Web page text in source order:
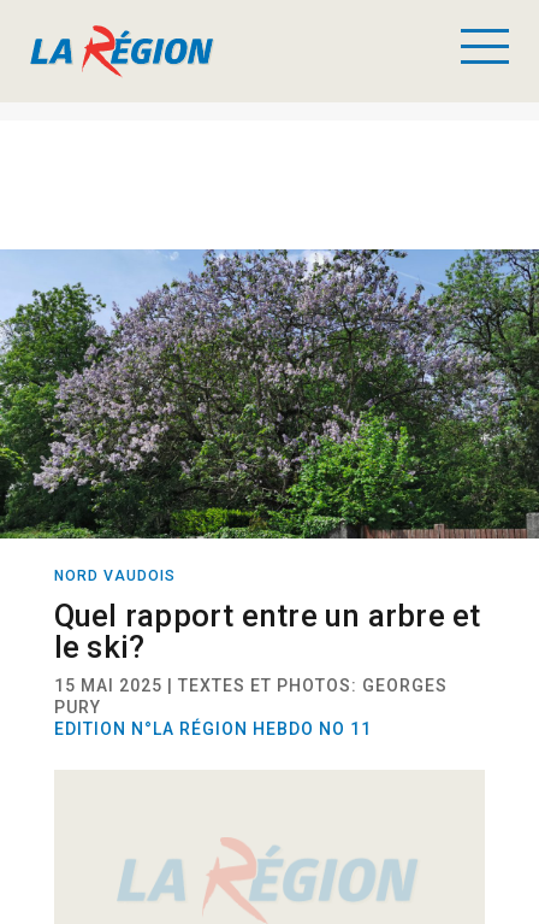
NORD VAUDOIS
Quel rapport entre un arbre et
le ski?
15 MAI 2025 | TEXTES ET PHOTOS: GEORGES
PURY
EDITION N°LA RÉGION HEBDO NO 11